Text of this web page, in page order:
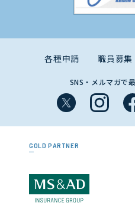
各種申請 職員募集
SNS・メルマガで
GOLD PARTNER